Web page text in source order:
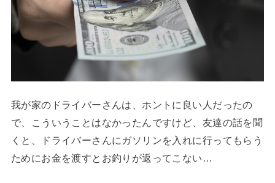
我が家のドライバーさんは、ホントに良い人だったの
で、こういうことはなかったんですけど、友達の話を聞
くと、ドライバーさんにガソリンを入れに行ってもらう
ためにお金を渡すとお釣りが返ってこない…